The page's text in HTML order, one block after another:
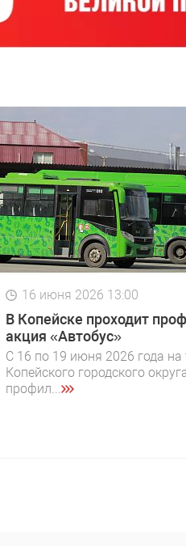
16 июня 2026 13:00
В Копейске проходит
акция «Автобус»
С 16 по 19 июня 2026 года на
Копейского городского
профил...